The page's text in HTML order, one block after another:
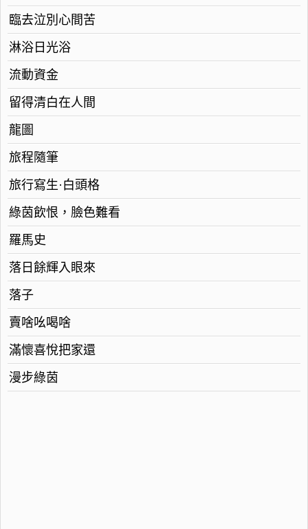
臨去泣別心間苦
淋浴日光浴
流動資金
留得清白在人間
龍圖
旅程隨筆
旅行寫生·白頭格
綠茵飲恨，臉色難看
羅馬史
落日餘輝入眼來
落子
賣啥吆喝啥
滿懷喜悅把家還
漫步綠茵